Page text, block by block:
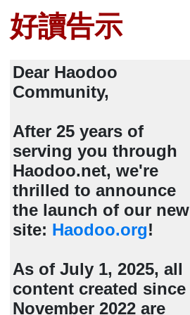
好讀告示
Dear Haodoo
Community,
After 25 years of
serving you through
Haodoo.net, we're
thrilled to announce
the launch of our new
site: Haodoo.org!
As of July 1, 2025, all
content created since
November 2022 are